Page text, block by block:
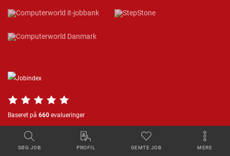
SØG JOB PROFIL GEMTE JOB MERE
Baseret på 660 evalueringer